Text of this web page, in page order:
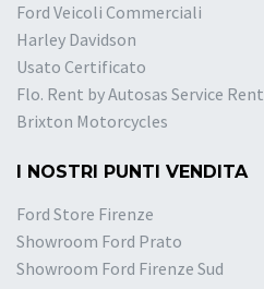
Ford Veicoli Commerciali
Harley Davidson
Usato Certificato
Flo. Rent by Autosas Service Rent
Brixton Motorcycles
I NOSTRI PUNTI VENDITA
Ford Store Firenze
Showroom Ford Prato
Showroom Ford Firenze Sud